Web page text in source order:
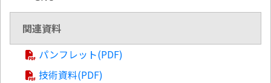
関連資料
パンフレット(PDF)
技術資料(PDF)